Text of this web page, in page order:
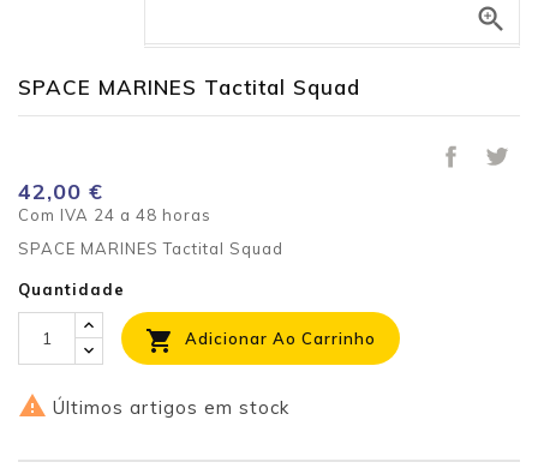

SPACE MARINES Tactital Squad
42,00 €
Com IVA 24 a 48 horas
SPACE MARINES Tactital Squad
Quantidade
 Adicionar Ao Carrinho
 Últimos artigos em stock